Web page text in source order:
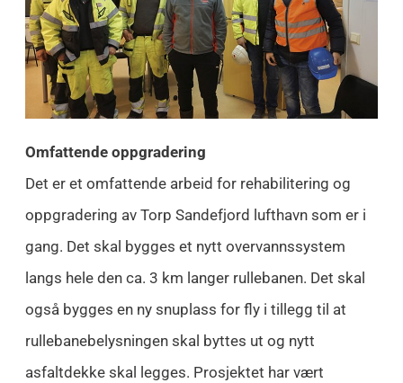
Omfattende oppgradering
Det er et omfattende arbeid for rehabilitering og
oppgradering av Torp Sandefjord lufthavn som er i
gang. Det skal bygges et nytt overvannssystem
langs hele den ca. 3 km langer rullebanen. Det skal
også bygges en ny snuplass for fly i tillegg til at
rullebanebelysningen skal byttes ut og nytt
asfaltdekke skal legges. Prosjektet har vært